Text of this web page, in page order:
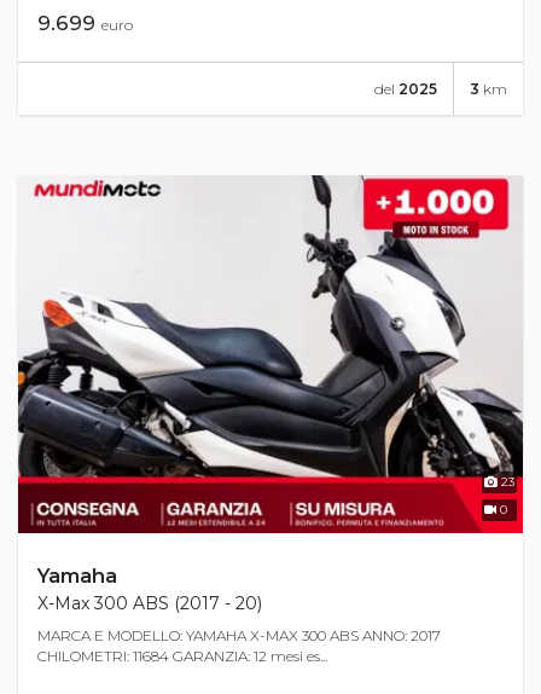
9.699 euro
3 km
del 2025
23
0
Yamaha
X-Max 300 ABS (2017 - 20)
MARCA E MODELLO: YAMAHA X-MAX 300 ABS ANNO: 2017
CHILOMETRI: 11684 GARANZIA: 12 mesi es...